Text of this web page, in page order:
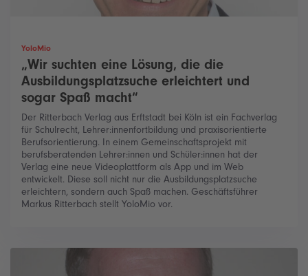
YoloMio
„Wir suchten eine Lösung, die die
Ausbildungsplatzsuche erleichtert und
sogar Spaß macht“
Der Ritterbach Verlag aus Erftstadt bei Köln ist ein Fachverlag
für Schulrecht, Lehrer:innenfortbildung und praxisorientierte
Berufsorientierung. In einem Gemeinschaftsprojekt mit
berufsberatenden Lehrer:innen und Schüler:innen hat der
Verlag eine neue Videoplattform als App und im Web
entwickelt. Diese soll nicht nur die Ausbildungsplatzsuche
erleichtern, sondern auch Spaß machen. Geschäftsführer
Markus Ritterbach stellt YoloMio vor.